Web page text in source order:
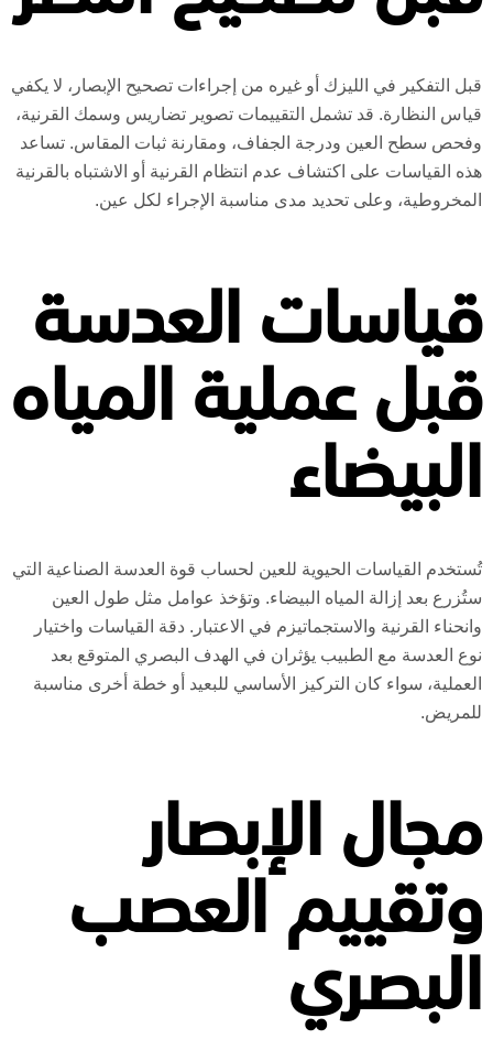
قبل التفكير في الليزك أو غيره من إجراءات تصحيح الإبصار، لا يكفي
قياس النظارة. قد تشمل التقييمات تصوير تضاريس وسمك القرنية،
وفحص سطح العين ودرجة الجفاف، ومقارنة ثبات المقاس. تساعد
هذه القياسات على اكتشاف عدم انتظام القرنية أو الاشتباه بالقرنية
المخروطية، وعلى تحديد مدى مناسبة الإجراء لكل عين.
قياسات العدسة
قبل عملية المياه
البيضاء
تُستخدم القياسات الحيوية للعين لحساب قوة العدسة الصناعية التي
ستُزرع بعد إزالة المياه البيضاء. وتؤخذ عوامل مثل طول العين
وانحناء القرنية والاستجماتيزم في الاعتبار. دقة القياسات واختيار
نوع العدسة مع الطبيب يؤثران في الهدف البصري المتوقع بعد
العملية، سواء كان التركيز الأساسي للبعيد أو خطة أخرى مناسبة
للمريض.
مجال الإبصار
وتقييم العصب
البصري